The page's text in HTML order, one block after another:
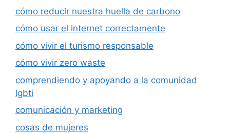
cómo reducir nuestra huella de carbono
cómo usar el internet correctamente
cómo vivir el turismo responsable
cómo vivir zero waste
comprendiendo y apoyando a la comunidad
lgbti
comunicación y marketing
cosas de mujeres